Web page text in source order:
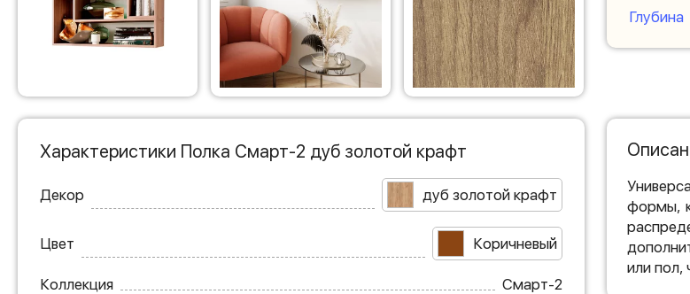
Глубина
Характеристики Полка Смарт-2 дуб золотой крафт
Декор дуб золотой крафт
Цвет Коричневый
Коллекция
Смарт-2
формы,
или пол,